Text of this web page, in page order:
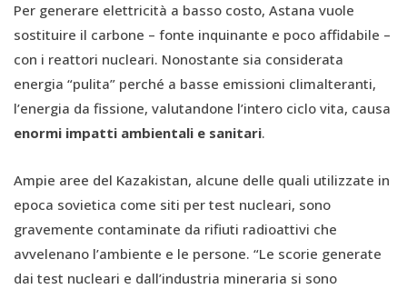
Per generare elettricità a basso costo, Astana vuole
sostituire il carbone – fonte inquinante e poco affidabile –
con i reattori nucleari. Nonostante sia considerata
energia “pulita” perché a basse emissioni climalteranti,
l’energia da fissione, valutandone l’intero ciclo vita, causa
enormi impatti ambientali e sanitari.
Ampie aree del Kazakistan, alcune delle quali utilizzate in
epoca sovietica come siti per test nucleari, sono
gravemente contaminate da rifiuti radioattivi che
avvelenano l’ambiente e le persone. “Le scorie generate
dai test nucleari e dall’industria mineraria si sono